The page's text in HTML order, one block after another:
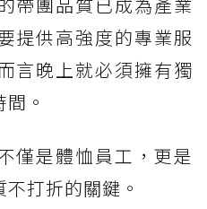
提供高強度的專業服
言晚上就必須擁有獨
。
僅是體恤員工，更是
打折的關鍵。